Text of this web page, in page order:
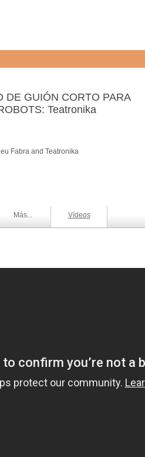
DE GUIÓN CORTO PARA
Teatronika
Fabra and Teatronika
Más... Vídeos